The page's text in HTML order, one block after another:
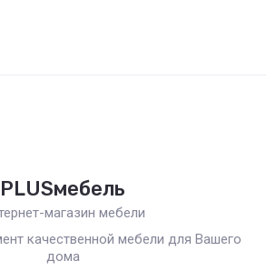
PLUSмебель
магазин мебели
качественной мебели для Вашего
дома